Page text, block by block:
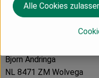
Niederlande
Bjorn Andringa
NL 8471 ZM Wolvega
Alle Cookies